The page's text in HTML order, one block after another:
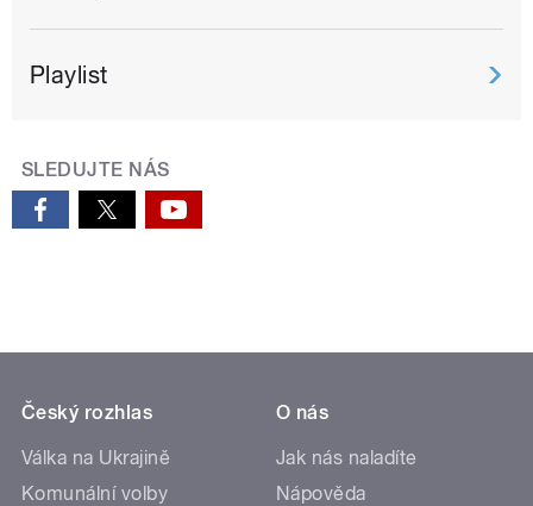
Playlist
SLEDUJTE NÁS
Český rozhlas
Válka na Ukrajině
Komunální volby
O nás
Jak nás naladíte
Nápověda